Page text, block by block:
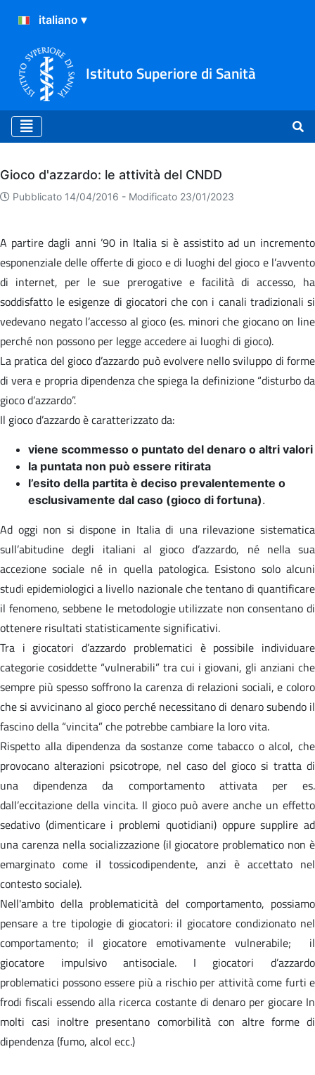
Istituto Superiore di Sanità
Archivio
Gioco d'azzardo: le attività del CNDD
Pubblicato 14/04/2016 - Modificato 23/01/2023
A partire dagli anni ’90 in Italia si è assistito ad un incremento
esponenziale delle offerte di gioco e di luoghi del gioco e l’avvento
di internet, per le sue prerogative e facilità di accesso, ha
soddisfatto le esigenze di giocatori che con i canali tradizionali si
vedevano negato l’accesso al gioco (es. minori che giocano on line
perché non possono per legge accedere ai luoghi di gioco).
La pratica del gioco d’azzardo può evolvere nello sviluppo di forme
di vera e propria dipendenza che spiega la definizione “disturbo da
gioco d’azzardo”.
Il gioco d’azzardo è caratterizzato da:
viene scommesso o puntato del denaro o altri valori
la puntata non può essere ritirata
l’esito della partita è deciso prevalentemente o
esclusivamente dal caso (gioco di fortuna).
Ad oggi non si dispone in Italia di una rilevazione sistematica
sull’abitudine degli italiani al gioco d’azzardo, né nella sua
accezione sociale né in quella patologica. Esistono solo alcuni
studi epidemiologici a livello nazionale che tentano di quantificare
il fenomeno, sebbene le metodologie utilizzate non consentano di
ottenere risultati statisticamente significativi.
Tra i giocatori d’azzardo problematici è possibile individuare
categorie cosiddette “vulnerabili” tra cui i giovani, gli anziani che
sempre più spesso soffrono la carenza di relazioni sociali, e coloro
che si avvicinano al gioco perché necessitano di denaro subendo il
fascino della “vincita” che potrebbe cambiare la loro vita.
Rispetto alla dipendenza da sostanze come tabacco o alcol, che
provocano alterazioni psicotrope, nel caso del gioco si tratta di
una dipendenza da comportamento attivata per es.
dall’eccitazione della vincita. Il gioco può avere anche un effetto
sedativo (dimenticare i problemi quotidiani) oppure supplire ad
una carenza nella socializzazione (il giocatore problematico non è
emarginato come il tossicodipendente, anzi è accettato nel
contesto sociale).
Nell'ambito della problematicità del comportamento, possiamo
pensare a tre tipologie di giocatori: il giocatore condizionato nel
comportamento; il giocatore emotivamente vulnerabile; il
giocatore impulsivo antisociale. I giocatori d’azzardo
problematici possono essere più a rischio per attività come furti e
frodi fiscali essendo alla ricerca costante di denaro per giocare In
molti casi inoltre presentano comorbilità con altre forme di
dipendenza (fumo, alcol ecc.)